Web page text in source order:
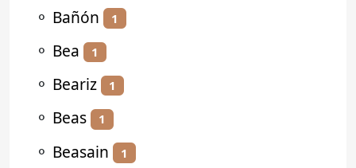
⚬ Bañón 1
⚬ Bea 1
⚬ Beariz 1
⚬ Beas 1
⚬ Beasain 1